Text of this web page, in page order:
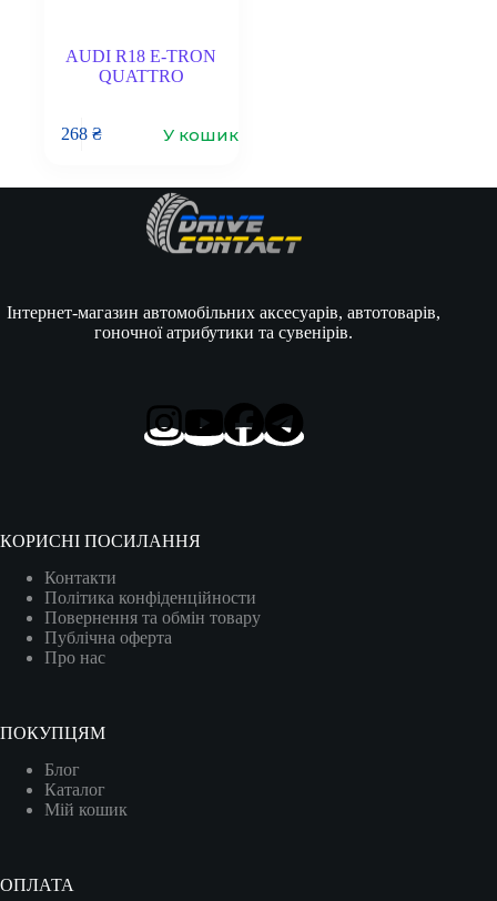
AUDI R18 E-TRON
QUATTRO
268₴ У кошик
Інтернет-магазин автомобільних аксесуарів, автотоварів,
гоночної атрибутики та сувенірів.
КОРИСНІ ПОСИЛАННЯ
Контакти
Політика конфіденційности
Повернення та обмін товару
Публічна оферта
Про нас
ПОКУПЦЯМ
Блог
Каталог
Мій кошик
ОПЛАТА